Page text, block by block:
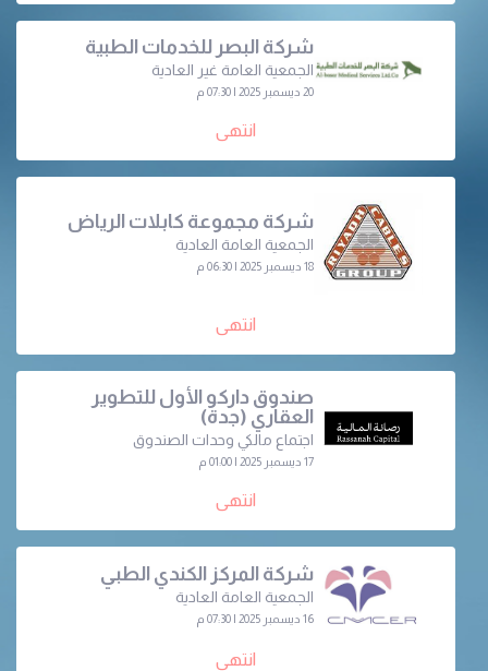
شركة البصر للخدمات الطبية
الجمعية العامة غير العادية
20 ديسمبر 2025 | 07:30 م
انتهى
شركة مجموعة كابلات الرياض
الجمعية العامة العادية
18 ديسمبر 2025 | 06:30 م
انتهى
صندوق داركو الأول للتطوير
العقاري (جدة)
اجتماع مالكي وحدات الصندوق
17 ديسمبر 2025 | 01:00 م
انتهى
شركة المركز الكندي الطبي
الجمعية العامة العادية
16 ديسمبر 2025 | 07:30 م
انتهى